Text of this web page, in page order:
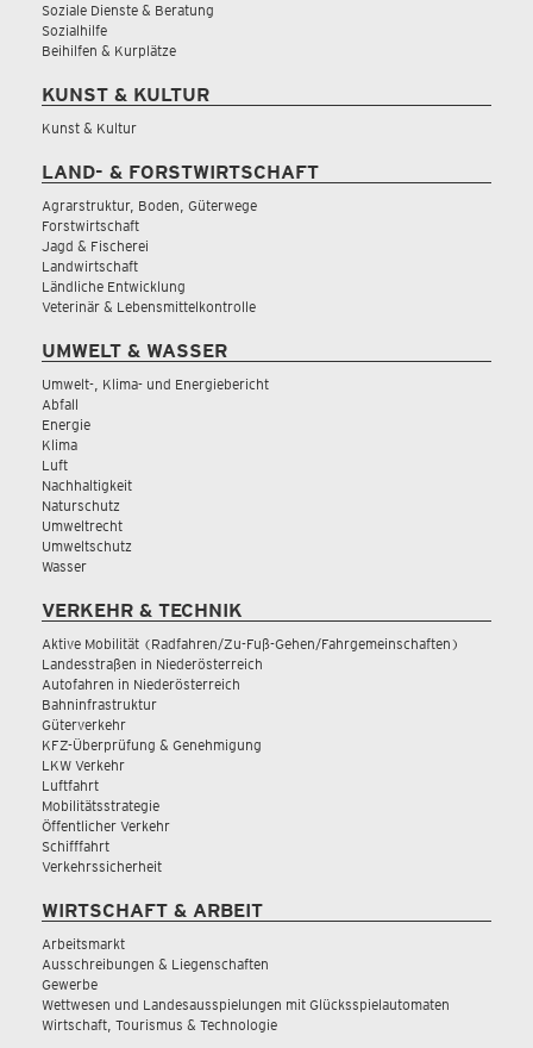
Soziale Dienste & Beratung
Sozialhilfe
Beihilfen & Kurplätze
KUNST & KULTUR
Kunst & Kultur
LAND- & FORSTWIRTSCHAFT
Agrarstruktur, Boden, Güterwege
Forstwirtschaft
Jagd & Fischerei
Landwirtschaft
Ländliche Entwicklung
Veterinär & Lebensmittelkontrolle
UMWELT & WASSER
Umwelt-, Klima- und Energiebericht
Abfall
Energie
Klima
Luft
Nachhaltigkeit
Naturschutz
Umweltrecht
Umweltschutz
Wasser
VERKEHR & TECHNIK
Aktive Mobilität (Radfahren/Zu-Fuß-Gehen/Fahrgemeinschaften)
Landesstraßen in Niederösterreich
Autofahren in Niederösterreich
Bahninfrastruktur
Güterverkehr
KFZ-Überprüfung & Genehmigung
LKW Verkehr
Luftfahrt
Mobilitätsstrategie
Öffentlicher Verkehr
Schifffahrt
Verkehrssicherheit
WIRTSCHAFT & ARBEIT
Arbeitsmarkt
Ausschreibungen & Liegenschaften
Gewerbe
Wettwesen und Landesausspielungen mit Glücksspielautomaten
Wirtschaft, Tourismus & Technologie